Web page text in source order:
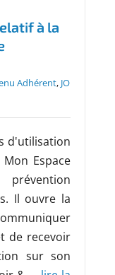
à la
Adhérent, JO
d'utilisation
Espace
Il ouvre la
de recevoir
sur son